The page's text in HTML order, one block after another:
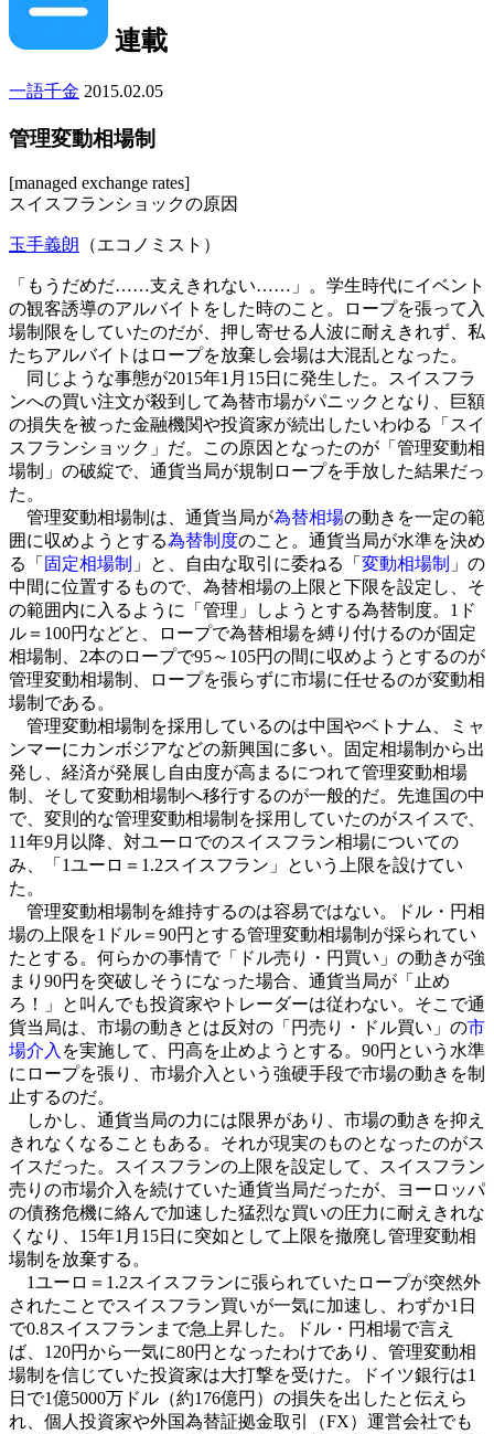
連載
一語千金 2015.02.05
管理変動相場制
[managed exchange rates]
スイスフランショックの原因
玉手義朗 （エコノミスト）
「もうだめだ……支えきれない……」。学生時代にイベント
の観客誘導のアルバイトをした時のこと。ロープを張って入
場制限をしていたのだが、押し寄せる人波に耐えきれず、私
たちアルバイトはロープを放棄し会場は大混乱となった。
同じような事態が2015年1月15日に発生した。スイスフラ
ンへの買い注文が殺到して為替市場がパニックとなり、巨額
の損失を被った金融機関や投資家が続出したいわゆる「スイ
スフランショック」だ。この原因となったのが「管理変動相
場制」の破綻で、通貨当局が規制ロープを手放した結果だっ
た。
管理変動相場制は、通貨当局が為替相場の動きを一定の範
囲に収めようとする為替制度のこと。通貨当局が水準を決め
る「 固定相場制 」と、自由な取引に委ねる「 変動相場制 」の
中間に位置するもので、為替相場の上限と下限を設定し、そ
の範囲内に入るように「管理」しようとする為替制度。1ド
ル＝100円などと、ロープで為替相場を縛り付けるのが固定
相場制、2本のロープで95～105円の間に収めようとするのが
管理変動相場制、ロープを張らずに市場に任せるのが変動相
場制である。
管理変動相場制を採用しているのは中国やベトナム、ミャ
ンマーにカンボジアなどの新興国に多い。固定相場制から出
発し、経済が発展し自由度が高まるにつれて管理変動相場
制、そして変動相場制へ移行するのが一般的だ。先進国の中
で、変則的な管理変動相場制を採用していたのがスイスで、
11年9月以降、対ユーロでのスイスフラン相場についての
み、「1ユーロ＝1.2スイスフラン」という上限を設けてい
た。
管理変動相場制を維持するのは容易ではない。ドル・円相
場の上限を1ドル＝90円とする管理変動相場制が採られてい
たとする。何らかの事情で「ドル売り・円買い」の動きが強
まり90円を突破しそうになった場合、通貨当局が「止め
ろ！」と叫んでも投資家やトレーダーは従わない。そこで通
貨当局は、市場の動きとは反対の「円売り・ドル買い」の市
場介入 を実施して、円高を止めようとする。90円という水準
にロープを張り、市場介入という強硬手段で市場の動きを制
止するのだ。
しかし、通貨当局の力には限界があり、市場の動きを抑え
きれなくなることもある。それが現実のものとなったのがス
イスだった。スイスフランの上限を設定して、スイスフラン
売りの市場介入を続けていた通貨当局だったが、ヨーロッパ
の債務危機に絡んで加速した猛烈な買いの圧力に耐えきれな
くなり、15年1月15日に突如として上限を撤廃し管理変動相
場制を放棄する。
1ユーロ＝1.2スイスフランに張られていたロープが突然外
されたことでスイスフラン買いが一気に加速し、わずか1日
で0.8スイスフランまで急上昇した。ドル・円相場で言え
ば、120円から一気に80円となったわけであり、管理変動相
場制を信じていた投資家は大打撃を受けた。ドイツ銀行は1
日で1億5000万ドル（約176億円）の損失を出したと伝えら
れ、個人投資家や外国為替証拠金取引（FX）運営会社でも